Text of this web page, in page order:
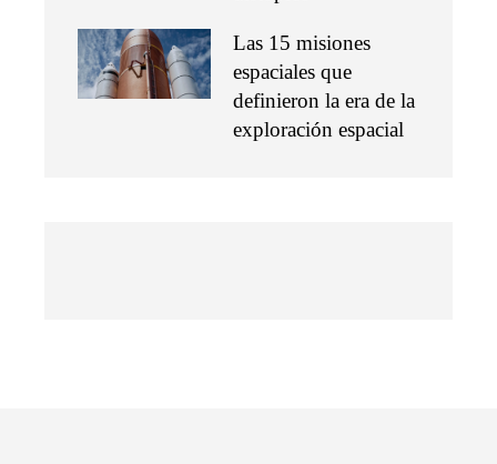
Las 15 misiones
espaciales que
definieron la era de la
exploración espacial